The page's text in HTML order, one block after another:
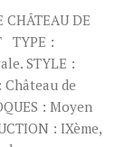
CHÂTEAU DE
TYPE :
STYLE :
Château de
: Moyen
: IXème,